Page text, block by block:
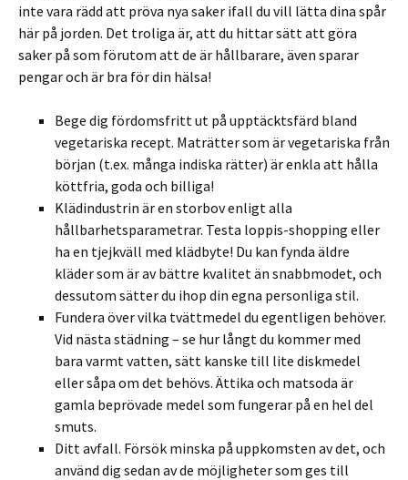
inte vara rädd att pröva nya saker ifall du vill lätta dina spår
här på jorden. Det troliga är, att du hittar sätt att göra
saker på som förutom att de är hållbarare, även sparar
pengar och är bra för din hälsa!
Bege dig fördomsfritt ut på upptäcktsfärd bland
vegetariska recept. Maträtter som är vegetariska från
början (t.ex. många indiska rätter) är enkla att hålla
köttfria, goda och billiga!
Klädindustrin är en storbov enligt alla
hållbarhetsparametrar. Testa loppis-shopping eller
ha en tjejkväll med klädbyte! Du kan fynda äldre
kläder som är av bättre kvalitet än snabbmodet, och
dessutom sätter du ihop din egna personliga stil.
Fundera över vilka tvättmedel du egentligen behöver.
Vid nästa städning – se hur långt du kommer med
bara varmt vatten, sätt kanske till lite diskmedel
eller såpa om det behövs. Ättika och matsoda är
gamla beprövade medel som fungerar på en hel del
smuts.
Ditt avfall. Försök minska på uppkomsten av det, och
använd dig sedan av de möjligheter som ges till